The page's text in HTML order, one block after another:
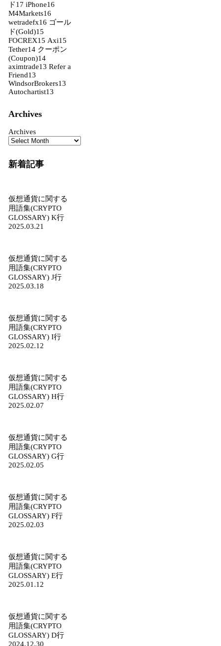
ド17 iPhone16
M4Markets16
wetradefx16 ゴール
ド(Gold)15
FOCREX15 Axi15
Tether14 クーポン
(Coupon)14
aximtrade13 Refer a
Friend13
WindsorBrokers13
Autochartist13
Archives
Archives
新着記事
仮想通貨に関する
用語集(CRYPTO
GLOSSARY) K行
2025.03.21
仮想通貨に関する
用語集(CRYPTO
GLOSSARY) J行
2025.03.18
仮想通貨に関する
用語集(CRYPTO
GLOSSARY) I行
2025.02.12
仮想通貨に関する
用語集(CRYPTO
GLOSSARY) H行
2025.02.07
仮想通貨に関する
用語集(CRYPTO
GLOSSARY) G行
2025.02.05
仮想通貨に関する
用語集(CRYPTO
GLOSSARY) F行
2025.02.03
仮想通貨に関する
用語集(CRYPTO
GLOSSARY) E行
2025.01.12
仮想通貨に関する
用語集(CRYPTO
GLOSSARY) D行
2024.12.30